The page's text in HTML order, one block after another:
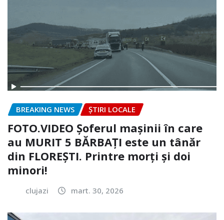
BREAKING NEWS ȘTIRI LOCALE
FOTO.VIDEO Șoferul mașinii în care
au MURIT 5 BĂRBAȚI este un tânăr
din FLOREȘTI. Printre morți și doi
minori!
clujazi mart. 30, 2026